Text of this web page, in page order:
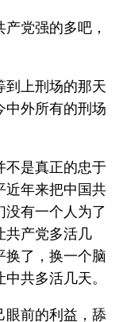
党强的多吧，
到上刑场的那天
中外所有的刑场
不是真正的忠于
近年来把中国共
没有一个人为了
共产党多活几
换了，换一个脑
共多活几天。
眼前的利益，舔